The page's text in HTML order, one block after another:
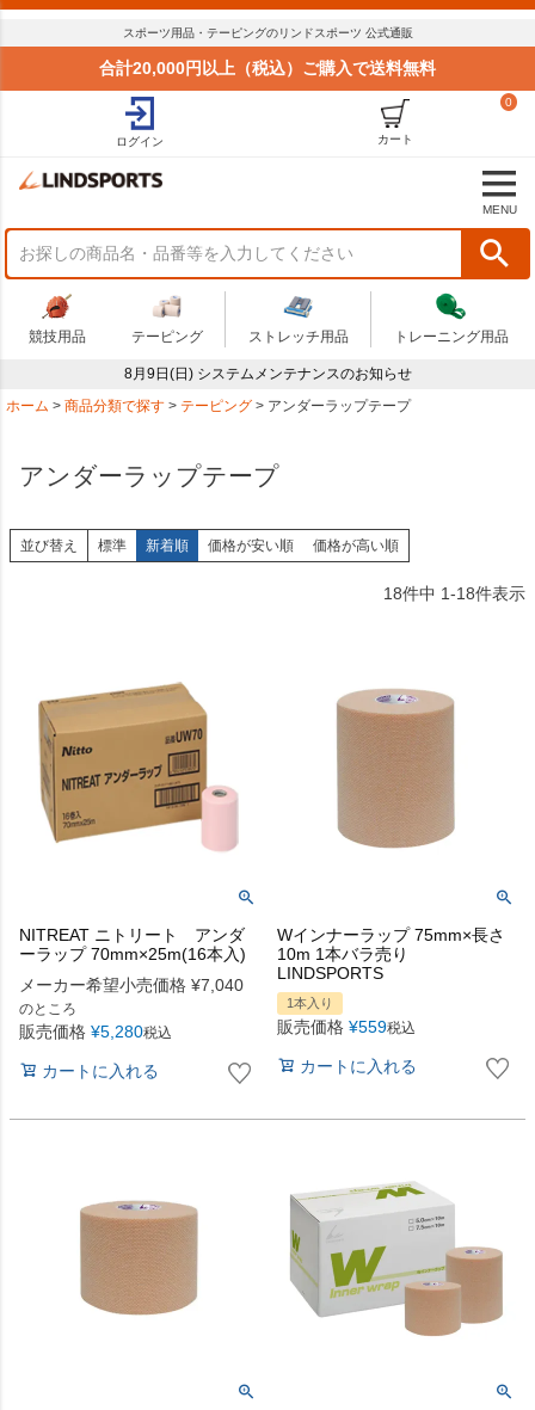
スポーツ用品・テーピングのリンドスポーツ 公式通販
合計20,000円以上（税込）ご購入で送料無料
ログイン
0
カート
MENU
競技用品 テーピング ストレッチ用品 トレーニング用品
8月9日(日) システムメンテナンスのお知らせ
ホーム
商品分類で探す テーピング アンダーラップテープ
アンダーラップテープ
並び替え 標準 新着順 価格が安い順 価格が高い順
18件中 1-18件表示
NITREAT ニトリート アンダ
ーラップ 70mm×25m(16本入)
メーカー希望小売価格 ¥7,040
のところ
販売価格 ¥5,280税込
カートに入れる
Wインナーラップ 75mm×長さ
10m 1本バラ売り
LINDSPORTS
1本入り
販売価格 ¥559税込
カートに入れる